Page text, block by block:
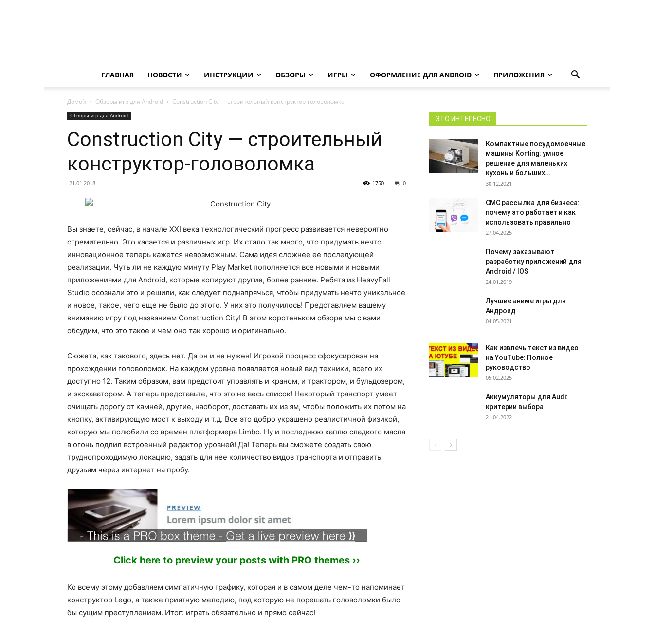
ГЛАВНАЯ НОВОСТИ ИНСТРУКЦИИ ОБЗОРЫ ИГРЫ ОФОРМЛЕНИЕ ДЛЯ ANDROID ПРИЛОЖЕНИЯ
Домой Обзоры игр для Android Construction City — строительный конструктор-головоломка
Обзоры игр для Android
Construction City — строительный
конструктор-головоломка
21.01.2018 0
1750
Вы знаете, сейчас, в начале XXI века технологический прогресс развивается невероятно
стремительно. Это касается и различных игр. Их стало так много, что придумать нечто
инновационное теперь кажется невозможным. Сама идея сложнее ее последующей
реализации. Чуть ли не каждую минуту Play Market пополняется все новыми и новыми
приложениями для Android, которые копируют другие, более ранние. Ребята из HeavyFall
Studio осознали это и решили, как следует поднапрячься, чтобы придумать нечто уникальное
и новое, такое, чего еще не было до этого. У них это получилось! Представляем вашему
вниманию игру под названием Construction City! В этом коротеньком обзоре мы с вами
обсудим, что это такое и чем оно так хорошо и оригинально.
Сюжета, как такового, здесь нет. Да он и не нужен! Игровой процесс сфокусирован на
прохождении головоломок. На каждом уровне появляется новый вид техники, всего их
доступно 12. Таким образом, вам предстоит управлять и краном, и трактором, и бульдозером,
и экскаватором. А теперь представьте, что это не весь список! Некоторый транспорт умеет
очищать дорогу от камней, другие, наоборот, доставать их из ям, чтобы положить их потом на
кнопку, активирующую мост к выходу и т.д. Все это добро украшено реалистичной физикой,
которую мы полюбили со времен платформера Limbo. Ну и последнюю каплю сладкого масла
в огонь подлил встроенный редактор уровней! Да! Теперь вы сможете создать свою
труднопроходимую локацию, задать для нее количество видов транспорта и отправить
друзьям через интернет на пробу.
Click here to preview your posts with PRO themes ››
Ко всему этому добавляем симпатичную графику, которая и в самом деле чем-то напоминает
конструктор Lego, а также приятную мелодию, под которую не порешать головоломки было
бы сущим преступлением. Итог: играть обязательно и прямо сейчас!
ЭТО ИНТЕРЕСНО
Компактные посудомоечные
машины Korting: умное
решение для маленьких
кухонь и больших...
30.12.2021
СМС рассылка для бизнеса:
почему это работает и как
использовать правильно
27.04.2025
Почему заказывают
разработку приложений для
Android / IOS
24.01.2019
Лучшие аниме игры для
Андроид
04.05.2021
Как извлечь текст из видео
на YouTube: Полное
руководство
05.02.2025
Аккумуляторы для Audi:
критерии выбора
21.04.2022